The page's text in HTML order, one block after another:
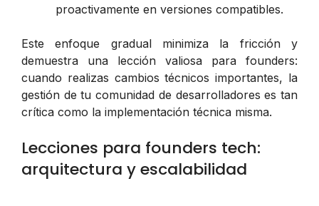
proactivamente en versiones compatibles.
Este enfoque gradual minimiza la fricción y
demuestra una lección valiosa para founders:
cuando realizas cambios técnicos importantes, la
gestión de tu comunidad de desarrolladores es tan
crítica como la implementación técnica misma.
Lecciones para founders tech:
arquitectura y escalabilidad